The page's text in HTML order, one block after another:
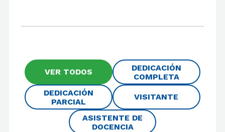
VER TODOS
DEDICACIÓN
COMPLETA
DEDICACIÓN
PARCIAL
VISITANTE
ASISTENTE DE
DOCENCIA